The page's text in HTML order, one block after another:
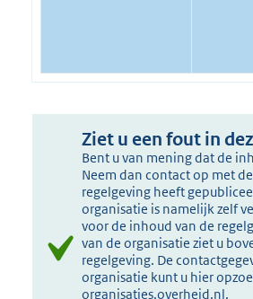
Ziet u een fout in
Bent u van mening dat de
Neem dan contact op met
regelgeving heeft
organisatie is namelijk zelf
voor de inhoud van de
van de organisatie ziet u
regelgeving. De
organisatie kunt u hier
organisaties.overheid.nl.